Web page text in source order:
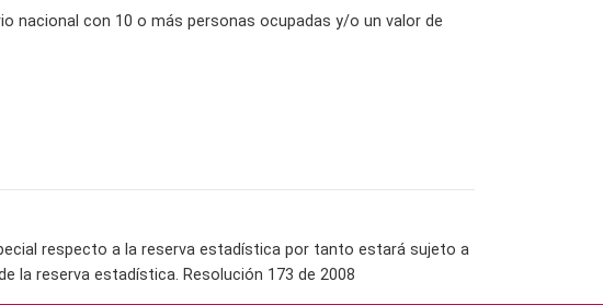
nacional con 10 o más personas ocupadas y/o un valor de
respecto a la reserva estadística por tanto estará sujeto a
la reserva estadística. Resolución 173 de 2008